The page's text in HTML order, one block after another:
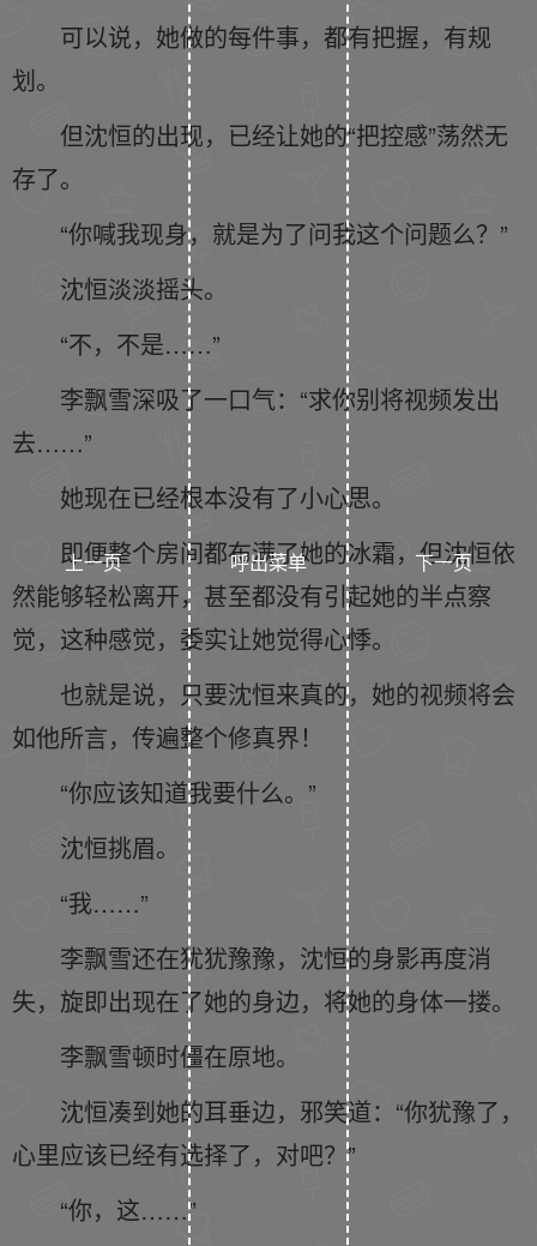
可以说，她做的每件事，都有把握，有规
划。
但沈恒的出现，已经让她的“把控感”荡然无
存了。
“你喊我现身，就是为了问我这个问题么？”
沈恒淡淡摇头。
“不，不是……”
李飘雪深吸了一口气：“求你别将视频发出
去……”
她现在已经根本没有了小心思。
即便整个房间都布满了她的冰霜，但沈恒依
然能够轻松离开，甚至都没有引起她的半点察
觉，这种感觉，委实让她觉得心悸。
也就是说，只要沈恒来真的，她的视频将会
如他所言，传遍整个修真界！
“你应该知道我要什么。”
沈恒挑眉。
“我……”
李飘雪还在犹犹豫豫，沈恒的身影再度消
失，旋即出现在了她的身边，将她的身体一搂。
李飘雪顿时僵在原地。
沈恒凑到她的耳垂边，邪笑道：“你犹豫了，
心里应该已经有选择了，对吧？”
“你，这……”
上一页 下一页
呼出菜单